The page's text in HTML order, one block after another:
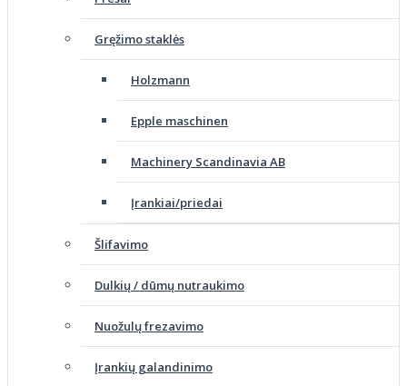
Gręžimo staklės
Holzmann
Epple maschinen
Machinery Scandinavia AB
Įrankiai/priedai
Šlifavimo
Dulkių / dūmų nutraukimo
Nuožulų frezavimo
Įrankių galandinimo